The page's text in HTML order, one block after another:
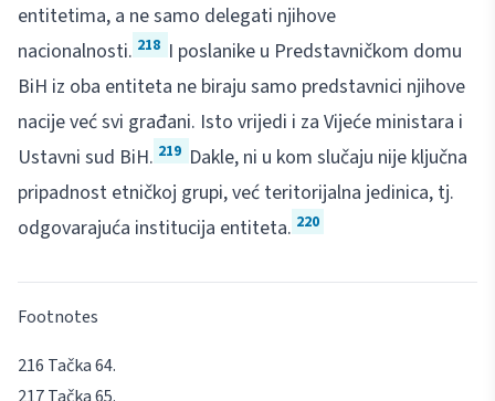
entitetima, a ne samo delegati njihove
nacionalnosti. 218 I poslanike u Predstavničkom domu
BiH iz oba entiteta ne biraju samo predstavnici njihove
nacije već svi građani. Isto vrijedi i za Vijeće ministara i
Ustavni sud BiH. 219 Dakle, ni u kom slučaju nije ključna
pripadnost etničkoj grupi, već teritorijalna jedinica, tj.
odgovarajuća institucija entiteta. 220
Footnotes
Tačka 64.
Tačka 65.